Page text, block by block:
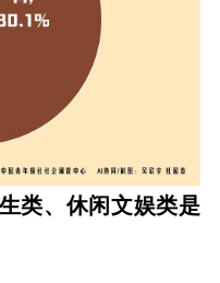
类、休闲文娱类是